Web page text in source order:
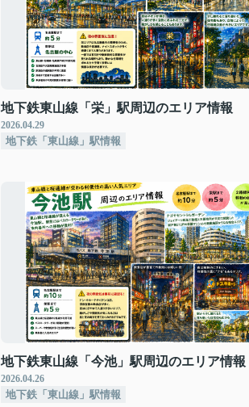
地下鉄東山線「栄」駅周辺のエリア情報
2026.04.29
地下鉄「東山線」駅情報
地下鉄東山線「今池」駅周辺のエリア情報
2026.04.26
地下鉄「東山線」駅情報